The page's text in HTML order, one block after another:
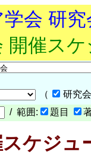
会 研
開催ス
（
研究
/ 範囲: 題目
ケジュ